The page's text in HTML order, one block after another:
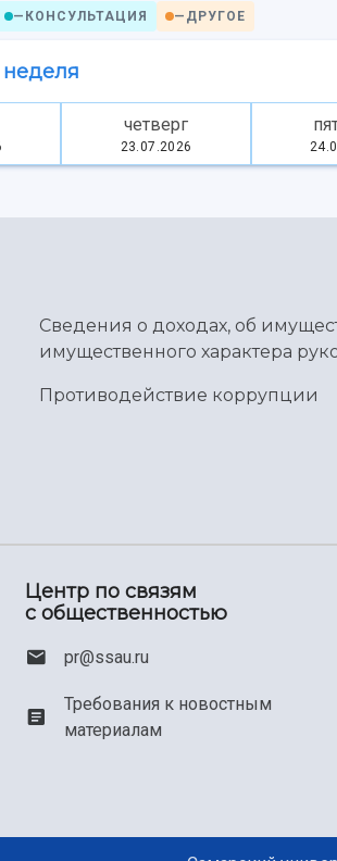
— КОНСУЛЬТАЦИЯ — ДРУГОЕ
неделя
четверг
23.07.2026
Сведения о доходах, об
имущественного характера
Противодействие коррупции
Центр по связям
с общественностью
pr@ssau.ru
Требования к новостным
материалам